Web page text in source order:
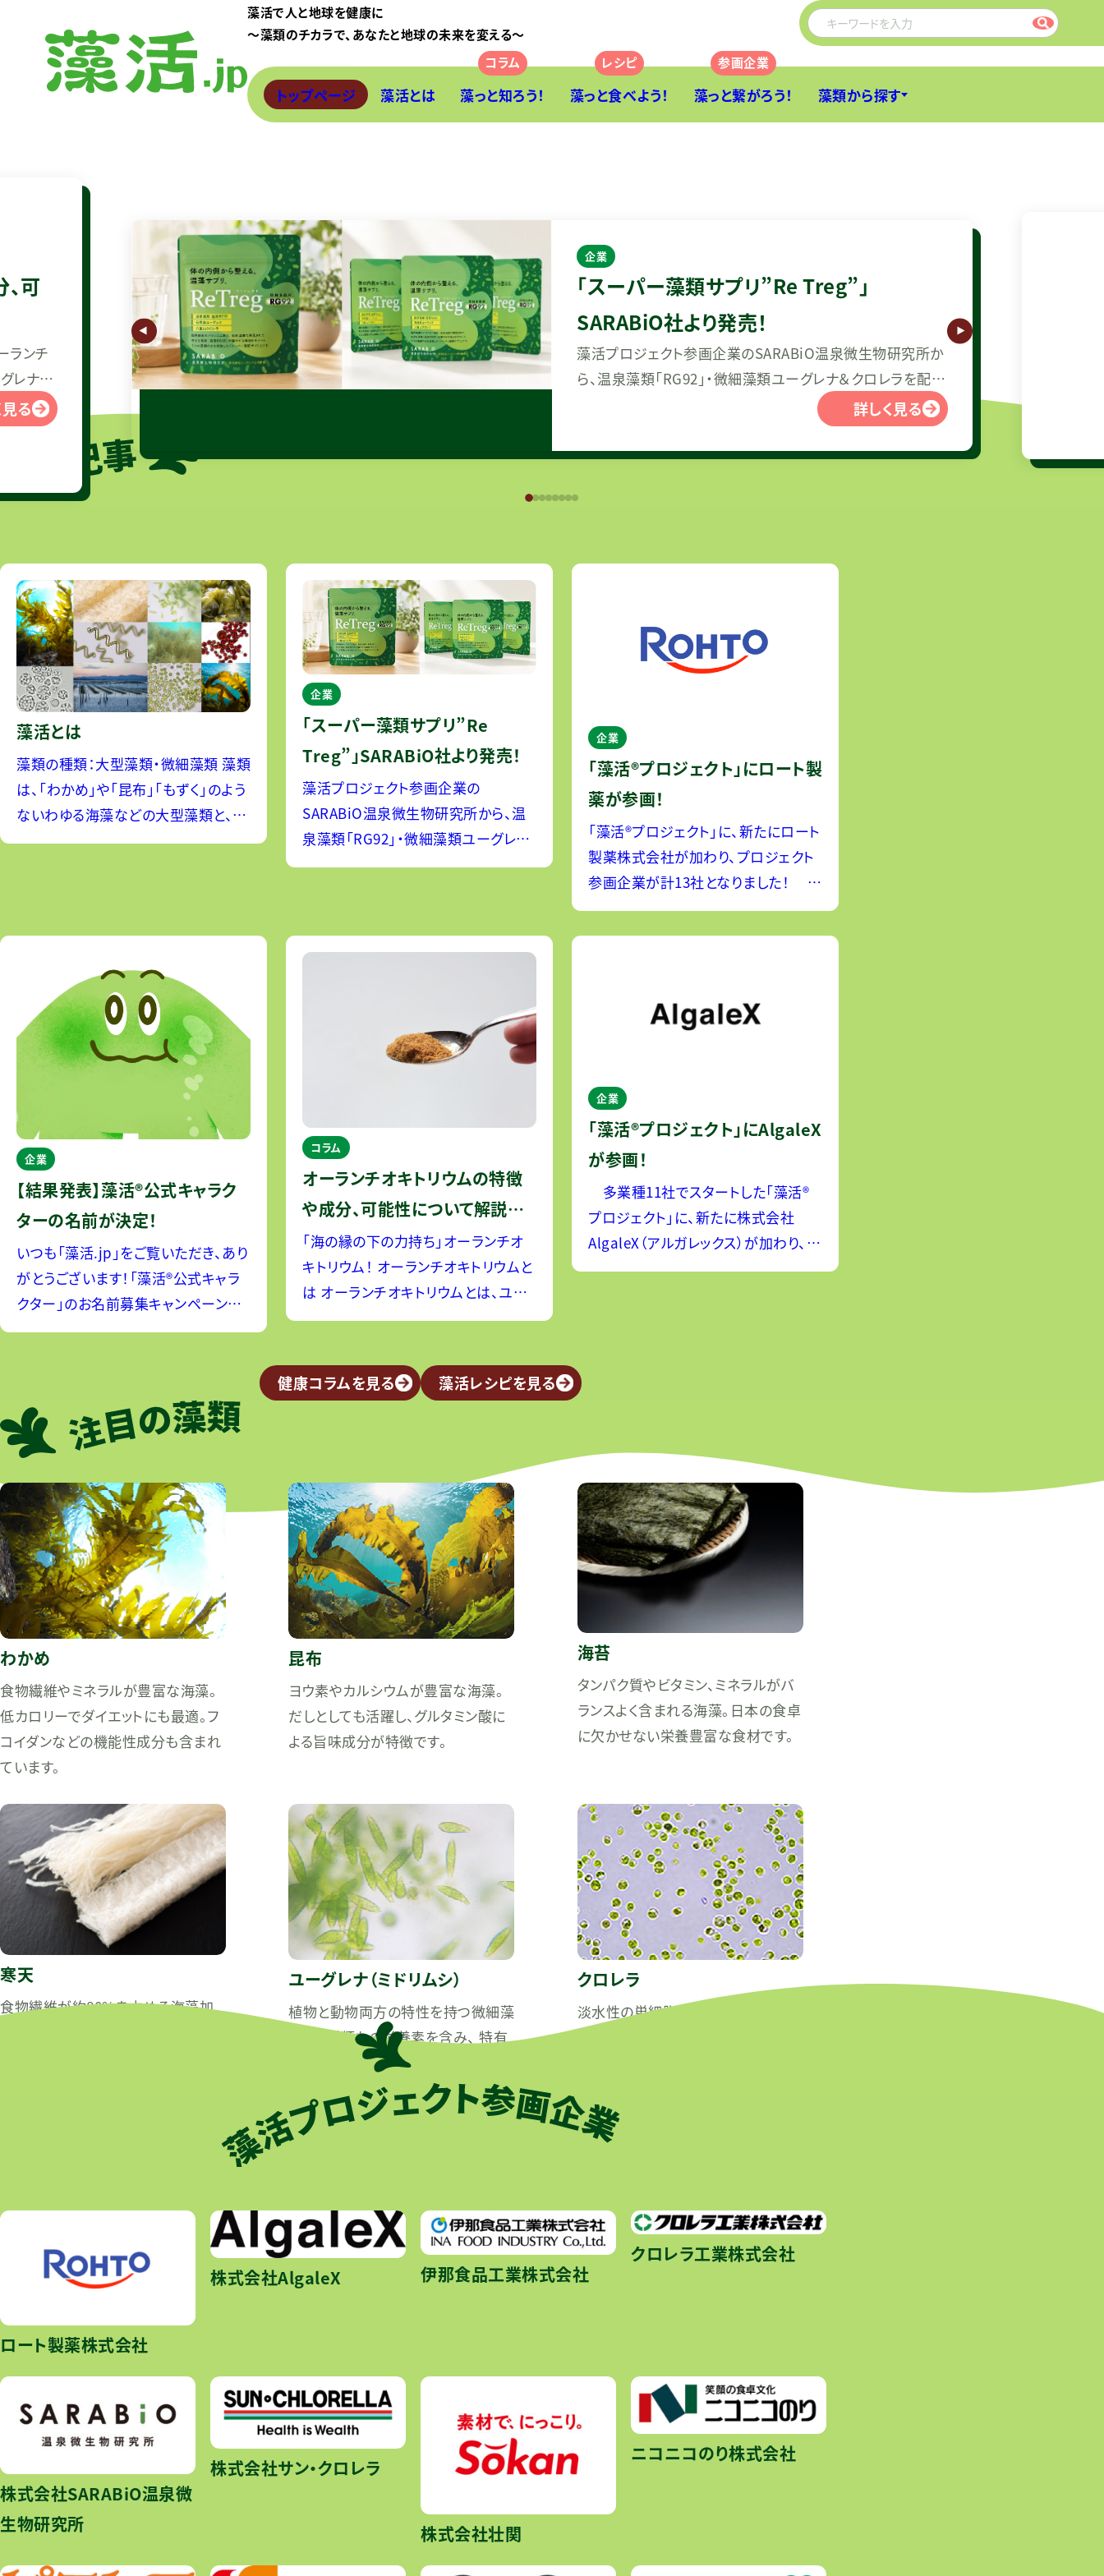
藻活で人と地球を健康に
〜藻類のチカラで、あなたと地球の未来を変える〜
トップページ 藻活とは 藻っと知ろう！ 藻っと食べよう！ 藻っと繋がろう！ 藻類から探す
可
食材と
る
企業
「スーパー藻類サプリ”Re Treg”」
SARABiO社より発売！
藻活プロジェクト参画企業のSARABiO温泉微生物研究所か
ら、温泉藻類「RG92」・微細藻類ユーグレナ＆クロレラを配合
したスーパー藻類サプリが発売されました。 ＜商品特徴＞３
つの藻類を掛け合わせることで、守る・補う・整えるを実
詳しく見る
藻活とは
藻類の種類：大型藻類・微細藻類 藻類
は、「わかめ」や「昆布」「もずく」のよう
ないわゆる海藻などの大型藻類と、ユ
ーグレナ・クロレラなどの微細藻類に
企業
「スーパー藻類サプリ”Re
Treg”」SARABiO社より発売！
藻活プロジェクト参画企業の
SARABiO温泉微生物研究所から、温
泉藻類「RG92」・微細藻類ユーグレナ
＆クロレラを配合したスーパー藻類サ
る・補う・整えるを実
企業
「藻活®プロジェクト」にロート製
薬が参画！
「藻活®プロジェクト」に、新たにロート
製薬株式会社が加わり、プロジェクト
参画企業が計13社となりました！
ロート製薬株式会社は、創業以来、胃
腸薬、目薬、外皮用薬・スキンケア商品
企業
【結果発表】藻活®公式キャラク
ターの名前が決定！
いつも「藻活.jp」をご覧いただき、あり
がとうございます！「藻活®公式キャラ
クター」のお名前募集キャンペーンに、
全国の皆様から、200件を超えるたくさ
御礼申し上げます。
コラム
オーランチオキトリウムの特徴
や成分、可能性について解説し
ます！
「海の縁の下の力持ち」オーランチオ
キトリウム！ オーランチオキトリウムと
は オーランチオキトリウムとは、ユー
グレナやクロレラと同じ藻の一種で、
今注目が集まっています。オーランチ
オキ
企業
「藻活®プロジェクト」にAlgaleX
が参画！
多業種11社でスタートした「藻活®
プロジェクト」に、新たに株式会社
AlgaleX（アルガレックス）が加わり、プ
ロジェクト参画企業が計12社となりま
健康コラムを見る 藻活レシピを見る
わかめ
食物繊維やミネラルが豊富な海藻。
低カロリーでダイエットにも最適。フ
コイダンなどの機能性成分も含まれ
ています。
昆布
ヨウ素やカルシウムが豊富な海藻。
だしとしても活躍し、グルタミン酸に
よる旨味成分が特徴です。
海苔
タンパク質やビタミン、ミネラルがバ
ランスよく含まれる海藻。日本の食卓
に欠かせない栄養豊富な食材です。
寒天
食物繊維が約80%を占める海藻加
ユーグレナ（ミドリムシ）
植物と動物両方の特性を持つ微細藻
類。59種類もの栄養素を含み、 特有
成分パラミロンが注目されています。
クロレラ
淡水性の単細胞藻類。葉緑素が豊富
ロート製薬株式会社
株式会社AlgaleX 伊那食品工業株式会社
クロレラ工業株式会社
株式会社SARABiO温泉微
生物研究所
株式会社サン・クロレラ
株式会社壮関
ニコニコのり株式会社